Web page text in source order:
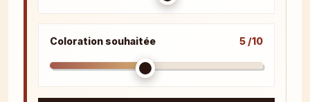
Coloration souhaitée 5 /10